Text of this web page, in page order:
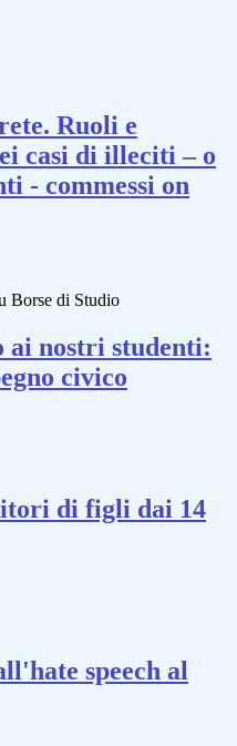
Ruoli e
casi di illeciti – o
- commessi on
ai nostri studenti:
civico
di figli dai 14
speech al